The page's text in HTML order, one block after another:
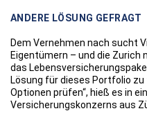
ANDERE LÖSUNG GEFRAGT
Dem Vernehmen nach sucht
Eigentümern – und die
das
Lösung für dieses Portfolio
Optionen prüfen“, hieß es in
Versicherungskonzerns aus